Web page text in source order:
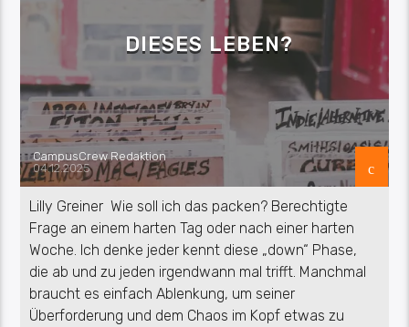
DIESES LEBEN?
CampusCrew Redaktion
04.12.2025
Lilly Greiner Wie soll ich das packen? Berechtigte
Frage an einem harten Tag oder nach einer harten
Woche. Ich denke jeder kennt diese „down“ Phase,
die ab und zu jeden irgendwann mal trifft. Manchmal
braucht es einfach Ablenkung, um seiner
Überforderung und dem Chaos im Kopf etwas zu